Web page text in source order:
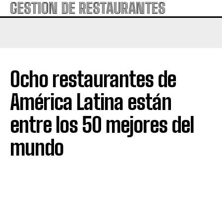
GESTION DE RESTAURANTES
Ocho restaurantes de
América Latina están
entre los 50 mejores del
mundo